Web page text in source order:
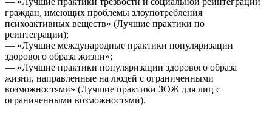
граждан, имеющих проблемы злоупотребления
психоактивных веществ» (Лучшие практики по
реинтеграции);
— «Лучшие международные практики популяризации
здорового образа жизни»;
— «Лучшие практики популяризации здорового образа
жизни, направленные на людей с ограниченными
возможностями» (Лучшие практики ЗОЖ для лиц с
ограниченными возможностями).